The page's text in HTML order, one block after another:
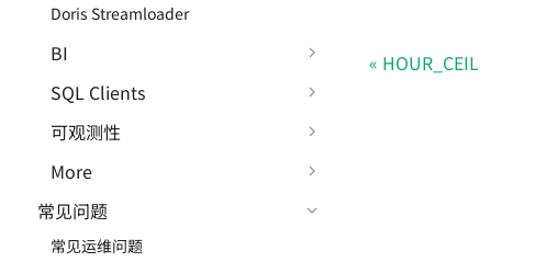
Doris Streamloader
BI
SQL Clients
可观测性
More
常见问题
常见运维问题
HOUR_CEIL